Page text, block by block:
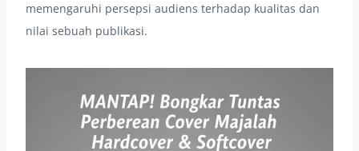
memengaruhi persepsi audiens terhadap kualitas dan
nilai sebuah publikasi.